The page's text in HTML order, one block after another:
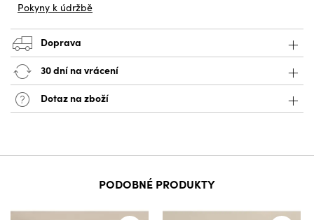
Pokyny k údržbě
Doprava
30 dní na vrácení
Dotaz na zboží
PODOBNÉ PRODUKTY